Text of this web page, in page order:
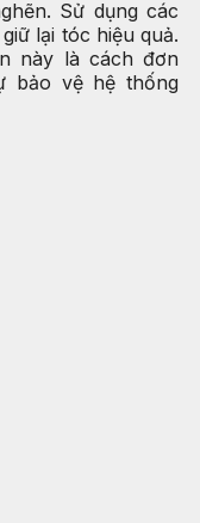
Sử dụng các
lại tóc hiệu quả.
này là cách đơn
bảo vệ hệ thống